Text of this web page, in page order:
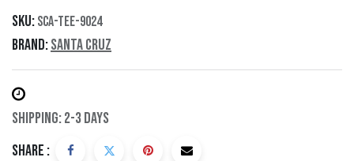
SKU:SCA-TEE-9024
Brand:Santa Cruz
Shipping: 2-3 Days
Share :